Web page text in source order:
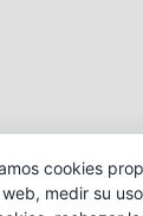
cookies
medir su